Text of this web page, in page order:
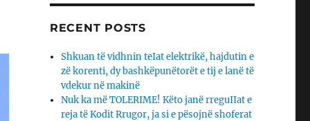
RECENT POSTS
Shkuan të vidhnin teIat elektrikë, hajdutin e
zë korenti, dy bashkëpunëtorët e tij e lanë të
vdekur në makinë
Nuk ka më TOLERIME! Këto janë rreguIIat e
reja të Kodit Rrugor, ja si e pësojnë shoferat